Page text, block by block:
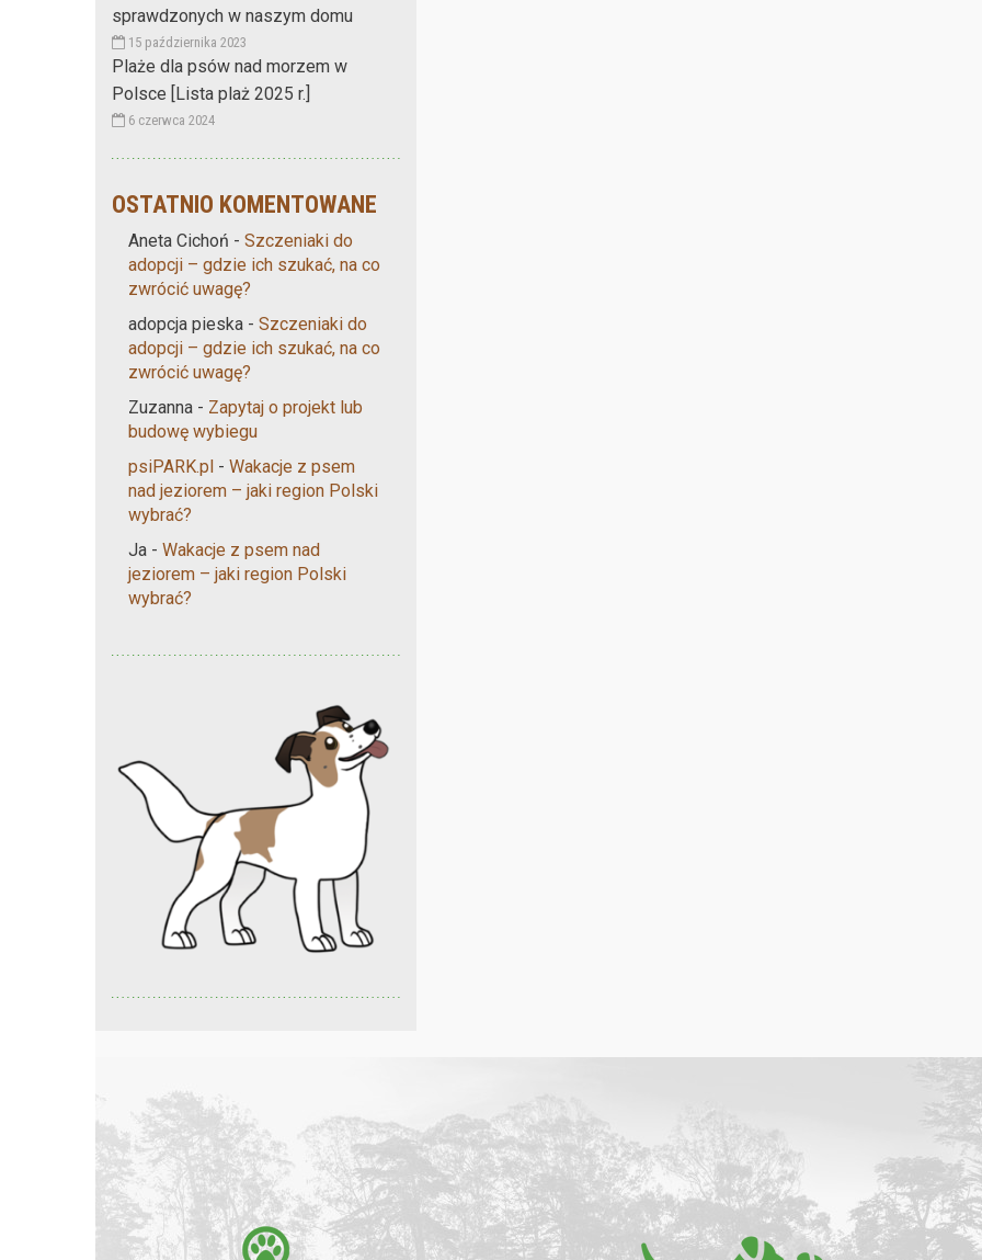
sprawdzonych w naszym domu
15 października 2023
Plaże dla psów nad morzem w
Polsce [Lista plaż 2025 r.]
6 czerwca 2024
OSTATNIO KOMENTOWANE
Aneta Cichoń - Szczeniaki do
adopcji – gdzie ich szukać, na co
zwrócić uwagę?
adopcja pieska - Szczeniaki do
adopcji – gdzie ich szukać, na co
zwrócić uwagę?
Zuzanna - Zapytaj o projekt lub
budowę wybiegu
psiPARK.pl - Wakacje z psem
nad jeziorem – jaki region Polski
wybrać?
Ja - Wakacje z psem nad
jeziorem – jaki region Polski
wybrać?